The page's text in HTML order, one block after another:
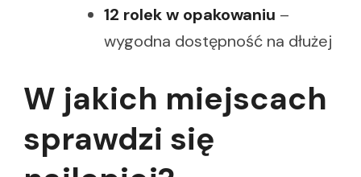
12 rolek w opakowaniu –
wygodna dostępność na dłużej
W jakich miejscach
sprawdzi się